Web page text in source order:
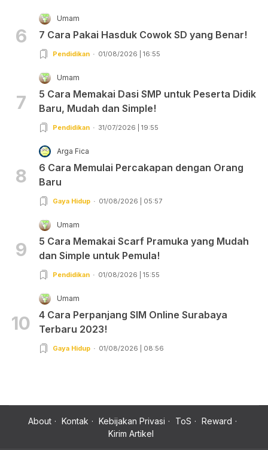
6
Umam
7 Cara Pakai Hasduk Cowok SD yang Benar!
Pendidikan 01/08/2026 | 16:55
7
Umam
5 Cara Memakai Dasi SMP untuk Peserta Didik
Baru, Mudah dan Simple!
Pendidikan 31/07/2026 | 19:55
8
Arga Fica
6 Cara Memulai Percakapan dengan Orang
Baru
Gaya Hidup 01/08/2026 | 05:57
9
Umam
5 Cara Memakai Scarf Pramuka yang Mudah
dan Simple untuk Pemula!
Pendidikan 01/08/2026 | 15:55
10
Umam
4 Cara Perpanjang SIM Online Surabaya
Terbaru 2023!
Gaya Hidup 01/08/2026 | 08:56
About Kontak Kebijakan Privasi ToS
Reward
Kirim Artikel